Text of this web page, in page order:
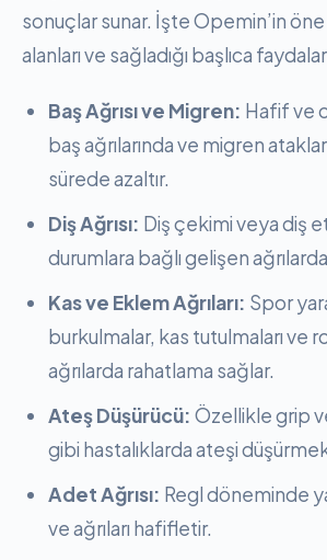
sonuçlar sunar. İşte Opemin’in öne
alanları ve sağladığı başlıca
Baş Ağrısı ve Migren: Hafif ve
baş ağrılarında ve migren
sürede azaltır.
Diş Ağrısı: Diş çekimi veya diş
durumlara bağlı gelişen
Kas ve Eklem Ağrıları: Spor
burkulmalar, kas tutulmaları ve
ağrılarda rahatlama sağlar.
Ateş Düşürücü: Özellikle grip
gibi hastalıklarda ateşi düşürmek
Adet Ağrısı: Regl döneminde
ve ağrıları hafifletir.